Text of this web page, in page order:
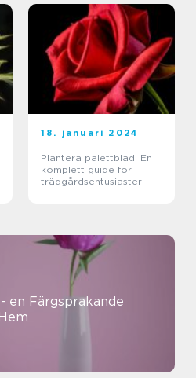
18. januari 2024
Plantera palettblad: En
komplett guide för
trädgårdsentusiaster
en Färgsprakande